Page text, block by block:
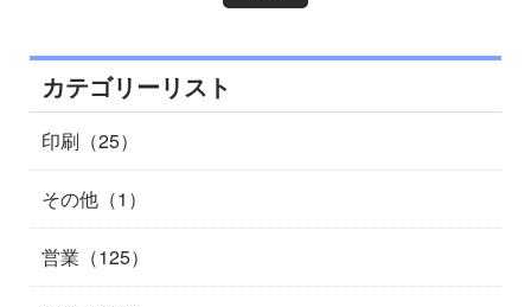
カテゴリーリスト
印刷（25）
その他（1）
営業（125）